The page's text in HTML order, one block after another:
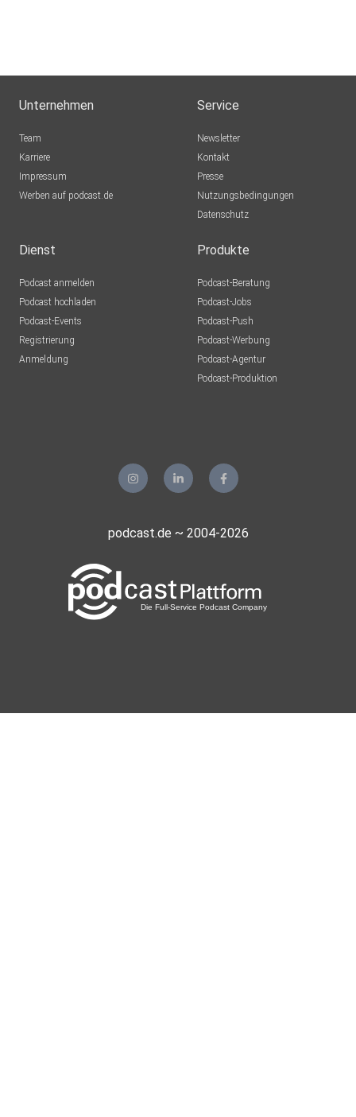
Unternehmen
Team
Karriere
Impressum
Werben auf podcast.de
Service
Newsletter
Kontakt
Presse
Nutzungsbedingungen
Datenschutz
Dienst
Podcast anmelden
Podcast hochladen
Podcast-Events
Registrierung
Anmeldung
Produkte
Podcast-Beratung
Podcast-Jobs
Podcast-Push
Podcast-Werbung
Podcast-Agentur
Podcast-Produktion
podcast.de ~ 2004-2026